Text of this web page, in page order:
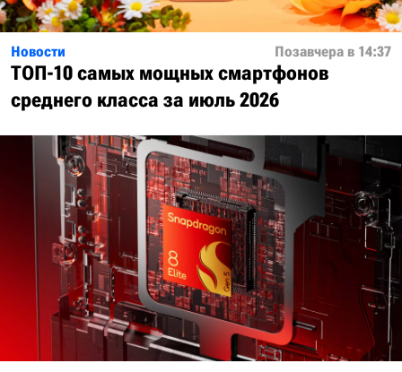
Новости Позавчера в 14:37
ТОП-10 самых мощных смартфонов
среднего класса за июль 2026